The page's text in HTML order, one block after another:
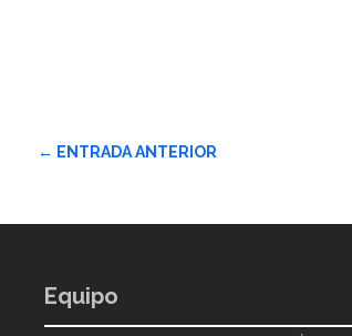
← ENTRADA ANTERIOR
Equipo